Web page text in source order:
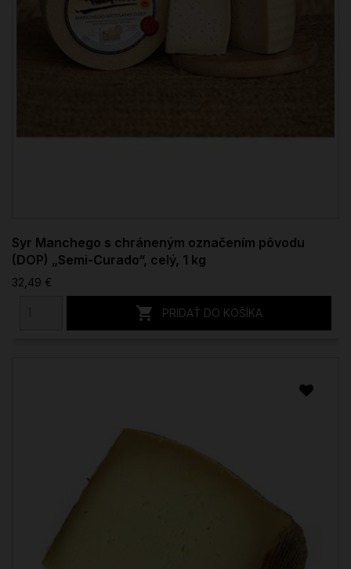
Syr Manchego s chráneným označením pôvodu
(DOP) „Semi-Curado“, celý, 1 kg
32,49 €
 PRIDAŤ DO KOŠÍKA